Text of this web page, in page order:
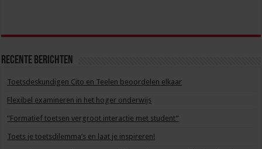
Recente berichten
Toetsdeskundigen Cito en Teelen beoordelen elkaar
Flexibel examineren in het hoger onderwijs
“Formatief toetsen vergroot interactie met student”
Toets je toetsdilemma’s en laat je inspireren!